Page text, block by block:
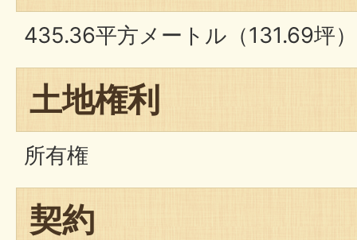
435.36平方メートル（131.69坪）
土地権利
所有権
契約